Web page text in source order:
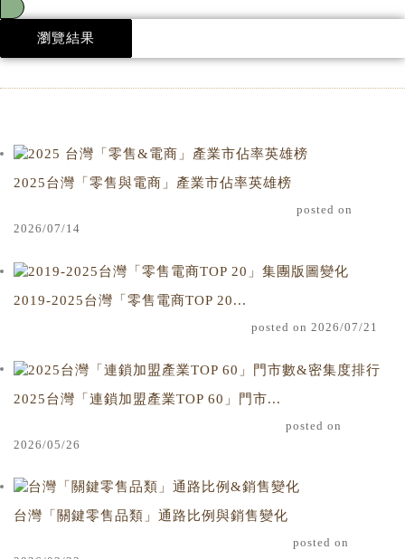
轉折。根據三商家購規畫，未來將維持美廉社與OK超商雙品牌
並行發展，同時整合物流配送、供應鏈管理、會員經營及商品採
購資源，並透過跨業態展店、智慧零售及商品互導等策略發揮通
路綜效。從產業角度來看，此次併購不僅是超商品牌經營權的轉
投入市場後，憑藉電商平台龐大的流量基礎、精準數據選址能力
及無人智取店模式快速擴張，截至2026年4月全台據點已達
司(84.5%)、美妝藥局(65.2%)、超級市場(58.6%)、服飾專賣店
(56.4%)與免稅商店(52.5%)。會員點數制度導入率的不同，亦
反映出不同零售業態在消費頻率、會員經營深度、數據應用能力
與數位投資意願方面的差異。 從業者布局角度觀察，目前台灣
同樣具備龐大會員基盤，各業者近年已依據自身產業屬性、流量
結構與商業模式，發展出高度分化且具備護城河效應的點數經營
瀏覽結果
2025台灣「零售與電商」產業市佔率英雄榜
posted on
2026/07/14
2019-2025台灣「零售電商TOP 20...
posted on 2026/07/21
2025台灣「連鎖加盟產業TOP 60」門市...
posted on
2026/05/26
台灣「關鍵零售品類」通路比例與銷售變化
posted on